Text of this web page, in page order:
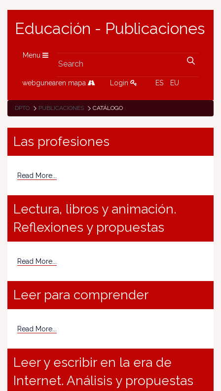
Educación - Publicaciones
Menu
webgunearen mapa Login ES EU
DPTO PUBLICACIONES CATÁLOGO
Las profesiones
Read More...
Lectura, libros y animación.
Reflexiones y propuestas
Read More...
Leer para comprender
Read More...
Leer y escribir en la era de
Internet. Análisis y propuestas